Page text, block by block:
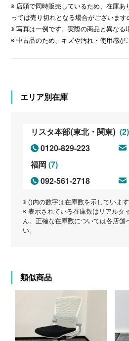
※ 店頭で同時販売しているため、在庫あ
っては売り切れとなる場合がございます
※ 写真は一例です。実際の商品と異なる
※ 中古品のため、キズや汚れ・使用感が
エリア別在庫
リスタ本部(東北・関東) (2)
0120-829-223
福岡(7)
092-561-2718
※ ()内の数字は在庫数を示しています
※ 表示されている在庫数はリアルタ
ん。正確な在庫数については各店舗
い。
類似商品